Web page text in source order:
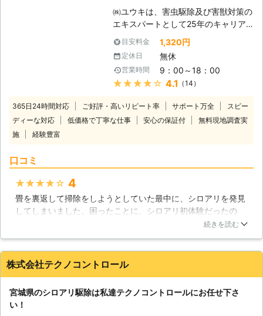
し、分かりやすくご説明致しますが、
不安な点がありましたら、お気軽にご
相談下さい。保証期間5年の保証書も
しっかり発行し、保証期間中は定期的
に点検にお伺いしてシロアリの再発が
無いかチェックし、管理させていただ
きますのでご安心下さい。シロアリ予
すので、弊社にぜひご一報下さい。
㈱ユウキは、害虫駆除及び害獣対策の
エキスパートとして25年のキャリア
に基づいて大切なお家の環境維持に努
めてまいります。年中無休と迅速な対
応を常として、お客様の信頼にこたえ
てまいります。まずはお気軽にご相談
からでも結構ですのでご連絡くださ
験豊富な当社では、丁寧なサービスと
高品質な薬剤使用で、お客様に満足い
ためにこれからも精進してまいります
ご安心いただくため、大手保険会社と
の協力により、5年間の安心保証をお
出張いたしますので、近隣の方のご相
まな害虫・害獣駆除にご対応】 シロ
目安料金 1,320円
定休日 無休
営業時間 9：00～18：00
★★★★★ 4.1 （14）
365日24時間対応 ご好評・高いリピート率 サポート万全
スピー
ディーな対応
低価格で丁寧な仕事 安心の保証付
無料現地調査実
施
経験豊富
口コミ
★★★★★ 4
畳を裏返して掃除をしようとしていた最中に、シロアリを発見
してしまいました。困ったことに、シロアリ初体験だったの
で、どこに連絡すればよいか分からず生活110番をにらめっこ
たので安心してお願いする事が出来ました！実際の作業では、
時間もさほど掛からず、駆除だけでなく予防対策もして頂けた
千葉県
続きを読む
株式会社テクノコントロール
宮城県のシロアリ駆除は私達テクノコントロールにお任せ下さ
い！